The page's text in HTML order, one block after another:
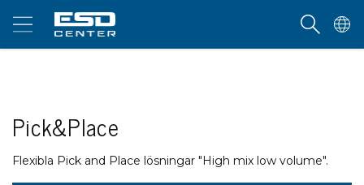
Pick&Place
Flexibla Pick and Place lösningar "High mix low volume".